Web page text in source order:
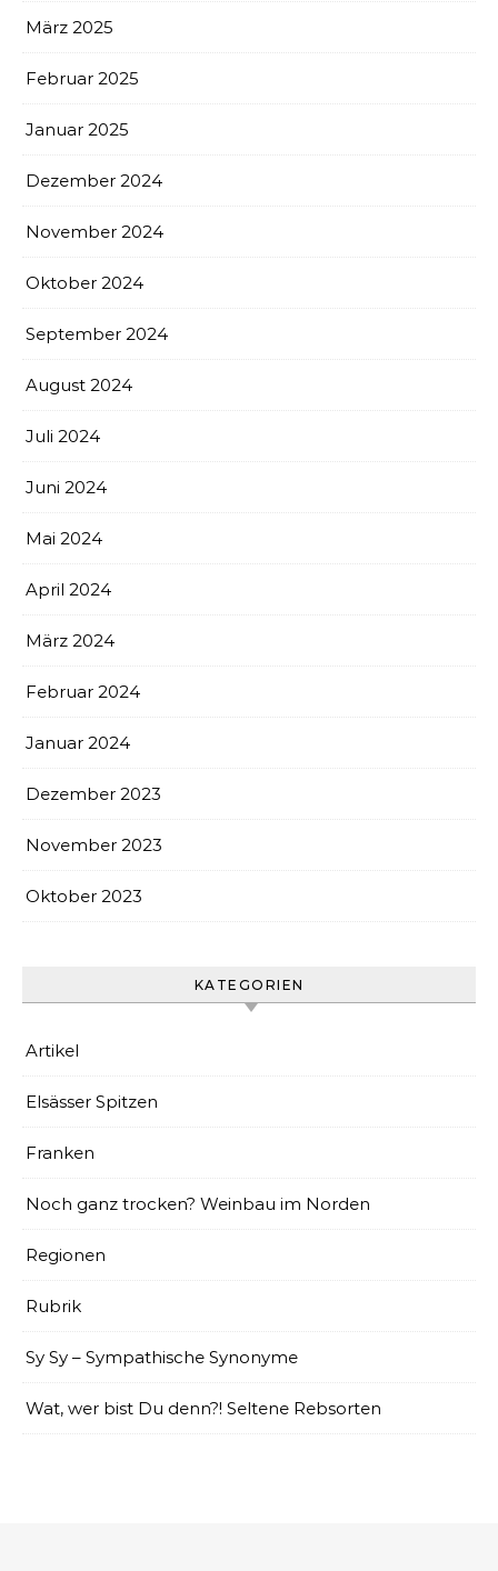
März 2025
Februar 2025
Januar 2025
Dezember 2024
November 2024
Oktober 2024
September 2024
August 2024
Juli 2024
Juni 2024
Mai 2024
April 2024
März 2024
Februar 2024
Januar 2024
Dezember 2023
November 2023
Oktober 2023
KATEGORIEN
Artikel
Elsässer Spitzen
Franken
Noch ganz trocken? Weinbau im Norden
Regionen
Rubrik
Sy Sy – Sympathische Synonyme
Wat, wer bist Du denn?! Seltene Rebsorten